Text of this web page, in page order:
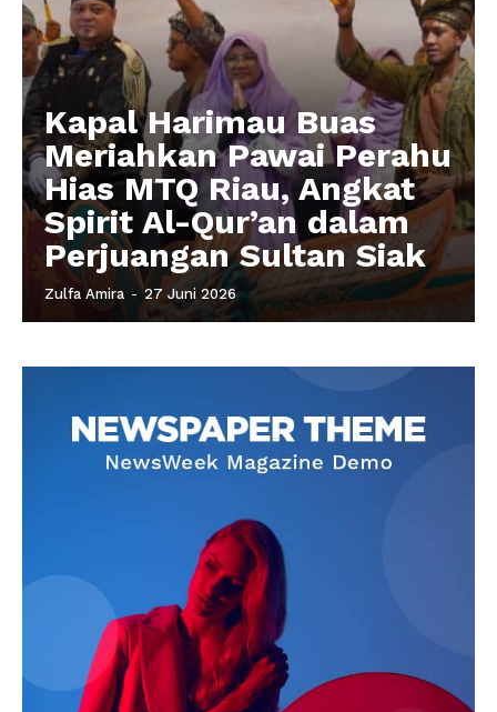
Kapal Harimau Buas
Meriahkan Pawai Perahu
Hias MTQ Riau, Angkat
Spirit Al-Qur’an dalam
Perjuangan Sultan Siak
Zulfa Amira - 27 Juni 2026